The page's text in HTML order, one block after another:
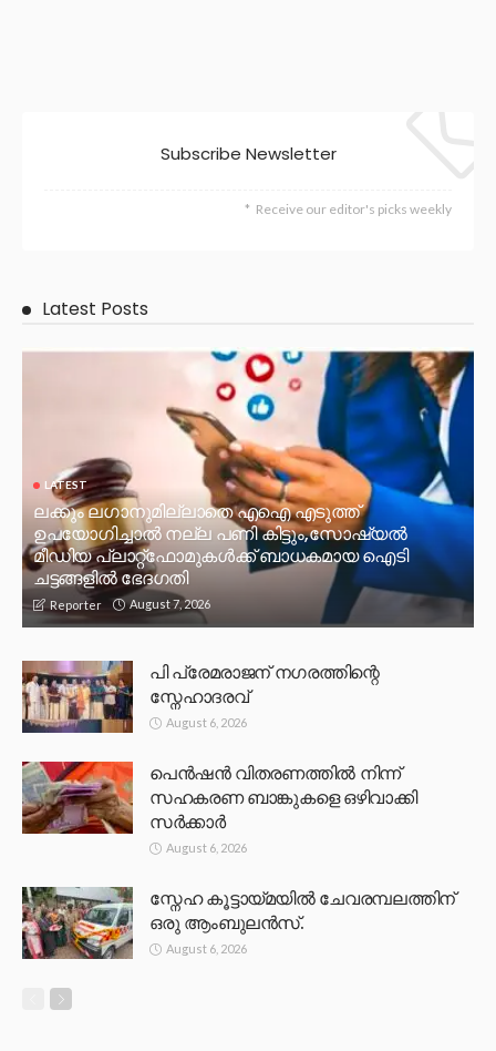
Subscribe Newsletter
Receive our editor's picks weekly
Latest Posts
LATEST
ലക്കും ലഗാനുമില്ലാതെ എഐ എടുത്ത്
ഉപയോഗിച്ചാല്‍ നല്ല പണി കിട്ടും,സോഷ്യല്‍
മീഡിയ പ്ലാറ്റ്‌ഫോമുകള്‍ക്ക് ബാധകമായ ഐടി
ചട്ടങ്ങളില്‍ ഭേദഗതി
Reporter August 7, 2026
പി പ്രേമരാജന് നഗരത്തിന്റെ
സ്നേഹാദരവ്
August 6, 2026
പെൻഷൻ വിതരണത്തിൽ നിന്ന്
സഹകരണ ബാങ്കുകളെ ഒഴിവാക്കി
സർക്കാർ
August 6, 2026
സ്നേഹ കൂട്ടായ്മയിൽ ചേവരമ്പലത്തിന്
ഒരു ആംബുലൻസ്.
August 6, 2026